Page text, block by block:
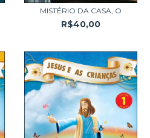
MISTÉRIO DA CASA, O
R$40,00